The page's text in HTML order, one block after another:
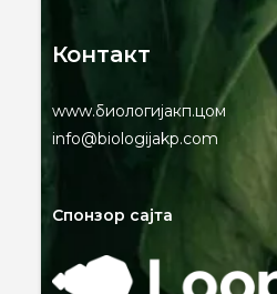
Контакт
www.биологијакп.цом
info@biologijakp.com
Спонзор сајта